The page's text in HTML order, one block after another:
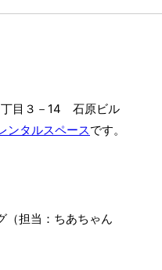
丁目３－14 石原ビル
ンタルスペースです。
（担当：ちあちゃん